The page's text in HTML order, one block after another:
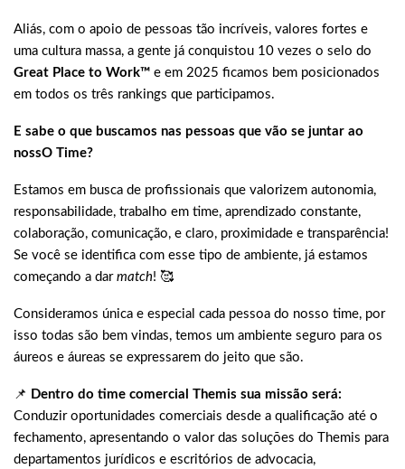
Aliás, com o apoio de pessoas tão incríveis, valores fortes e
uma cultura massa, a gente já conquistou 10 vezes o selo do
Great Place to Work™ e em 2025 ficamos bem posicionados
em todos os três rankings que participamos.
E sabe o que buscamos nas pessoas que vão se juntar ao
nossO Time?
Estamos em busca de profissionais que valorizem autonomia,
responsabilidade, trabalho em time, aprendizado constante,
colaboração, comunicação, e claro, proximidade e transparência!
Se você se identifica com esse tipo de ambiente, já estamos
começando a dar match! 🥰
Consideramos única e especial cada pessoa do nosso time, por
isso todas são bem vindas, temos um ambiente seguro para os
áureos e áureas se expressarem do jeito que são.
📌 Dentro do time comercial Themis sua missão será:
Conduzir oportunidades comerciais desde a qualificação até o
fechamento, apresentando o valor das soluções do Themis para
departamentos jurídicos e escritórios de advocacia,